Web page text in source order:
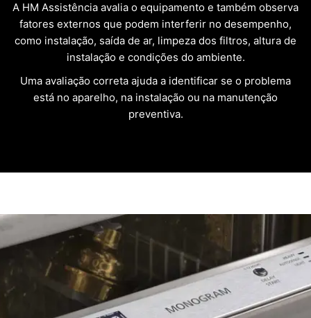
A HM Assistência avalia o equipamento e também observa
fatores externos que podem interferir no desempenho,
como instalação, saída de ar, limpeza dos filtros, altura de
instalação e condições do ambiente.
Uma avaliação correta ajuda a identificar se o problema
está no aparelho, na instalação ou na manutenção
preventiva.